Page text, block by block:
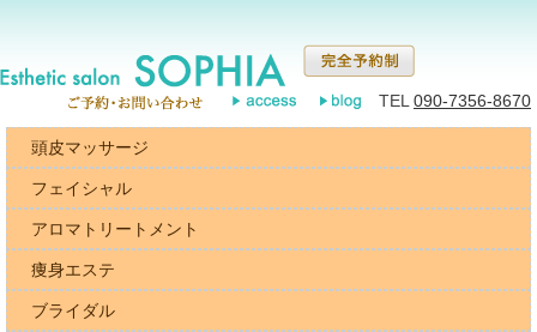
TEL 090-7356-8670
頭皮マッサージ
フェイシャル
アロマトリートメント
痩身エステ
ブライダル